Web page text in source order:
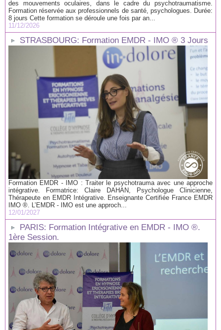
des mouvements oculaires, dans le cadre du psychotraumatisme.
Formation réservée aux professionnels de santé, psychologues. Durée:
8 jours Cette formation se déroule une fois par an...
11/12/2026
STRASBOURG: Formation EMDR - IMO ® 3 Jours
Formation EMDR - IMO : Traiter le psychotrauma avec une approche
intégrative. Formatrice: Claire DAHAN, Psychologue Clinicienne,
Thérapeute en EMDR Intégrative. Enseignante Certifiée France EMDR
IMO ®. L’EMDR - IMO est une approch...
12/01/2027
PARIS: Formation Intégrative en EMDR - IMO ®.
1ère Session.